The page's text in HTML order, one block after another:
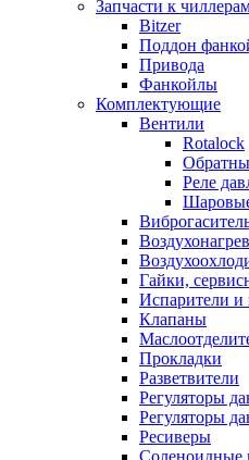
Запчасти к
Bitzer
Поддон
Привода
Фанкойлы
Комплектующие
Вентили
Rotalock
Реле
Гайки,
Испарители и
Клапаны
Прокладки
Разветвители
Регуляторы
Регуляторы
Ресиверы
Соленоидные